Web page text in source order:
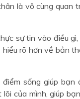
là vô cùng quan
sự tin vào điều
hiểu rõ hơn về bản
điểm sống giúp bạn
của mình, giúp